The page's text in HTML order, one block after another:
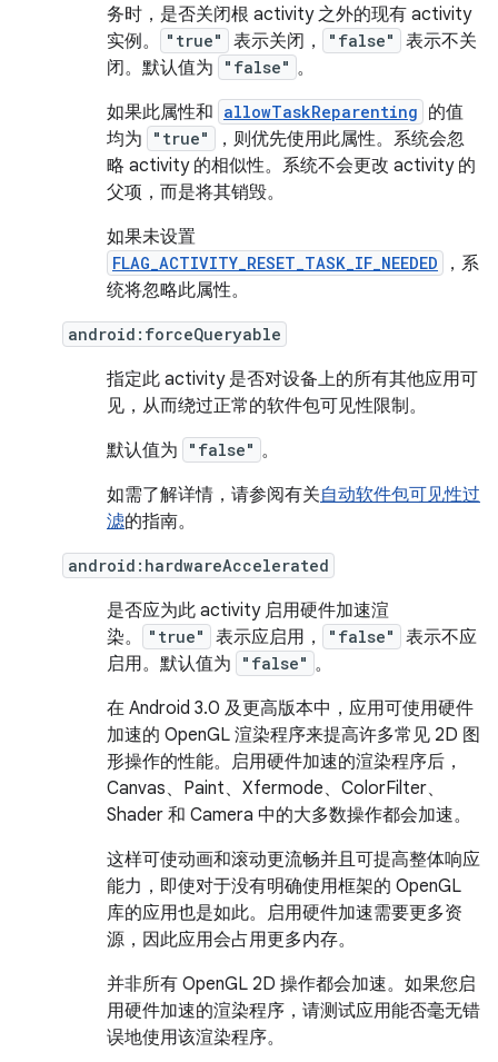
务时，是否关闭根 activity 之外的现有 activity
实例。
"true" 表示关闭， "false"
表示不关
闭。默认值为
"false" 。
如果此属性和 allowTaskReparenting 的值
均为
"true"
，则优先使用此属性。系统会忽
略 activity 的相似性。系统不会更改 activity 的
父项，而是将其销毁。
如果未设置
FLAG_ACTIVITY_RESET_TASK_IF_NEEDED
，系
统将忽略此属性。
android:forceQueryable
指定此 activity 是否对设备上的所有其他应用可
见，从而绕过正常的软件包可见性限制。
默认值为
"false" 。
如需了解详情，请参阅有关自动软件包可见性过
滤的指南。
android:hardwareAccelerated
是否应为此 activity 启用硬件加速渲
染。
"true" 表示应启用， "false"
表示不应
启用。默认值为
"false" 。
在 Android 3.0 及更高版本中，应用可使用硬件
加速的 OpenGL 渲染程序来提高许多常见 2D 图
形操作的性能。启用硬件加速的渲染程序后，
Canvas、Paint、Xfermode、ColorFilter、
Shader 和 Camera 中的大多数操作都会加速。
这样可使动画和滚动更流畅并且可提高整体响应
能力，即使对于没有明确使用框架的 OpenGL
库的应用也是如此。启用硬件加速需要更多资
源，因此应用会占用更多内存。
并非所有 OpenGL 2D 操作都会加速。如果您启
用硬件加速的渲染程序，请测试应用能否毫无错
误地使用该渲染程序。